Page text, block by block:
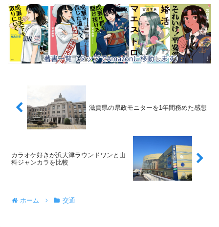
滋賀県の県政モニターを1年間務めた感想
カラオケ好きが浜大津ラウンドワンと山
科ジャンカラを比較
ホーム 交通